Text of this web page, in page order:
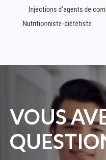
Injections d’agents de
Nutritionniste-diététiste
VOUS